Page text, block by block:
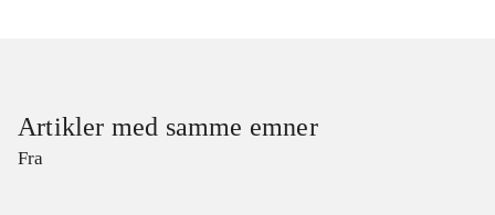
Artikler med samme emner
Fra